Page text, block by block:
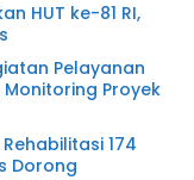
HUT ke-81 RI,
Pelayanan
Proyek
174
Dorong